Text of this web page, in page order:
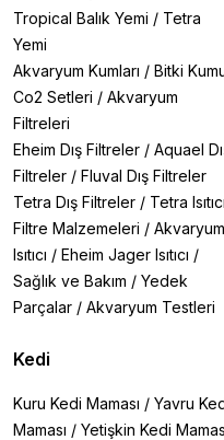
Tropical Balık Yemi / Tetra
Yemi
Akvaryum Kumları / Bitki
Co2 Setleri / Akvaryum
Filtreleri
Eheim Dış Filtreler / Aquael
Filtreler / Fluval Dış Filtreler
Tetra Dış Filtreler / Tetra Isıtıcı
Filtre Malzemeleri / Akvaryum
Isıtıcı / Eheim Jager Isıtıcı /
Sağlık ve Bakım / Yedek
Parçalar / Akvaryum Testleri
Kedi
Kuru Kedi Maması / Yavru
Maması / Yetişkin Kedi